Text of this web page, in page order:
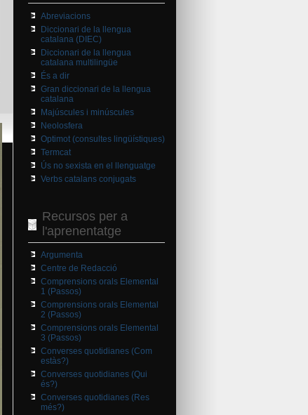
Abreviacions
Diccionari de la llengua
catalana (DIEC)
Diccionari de la llengua
catalana multilingüe
És a dir
Gran diccionari de la llengua
catalana
Majúscules i minúscules
Neolosfera
Optimot (consultes lingüístiques)
Termcat
Ús no sexista en el llenguatge
Verbs catalans conjugats
Recursos per a
l'aprenentatge
Argumenta
Centre de Redacció
Comprensions orals Elemental
1 (Passos)
Comprensions orals Elemental
2 (Passos)
Comprensions orals Elemental
3 (Passos)
Converses quotidianes (Com
estàs?)
Converses quotidianes (Qui
és?)
Converses quotidianes (Res
més?)